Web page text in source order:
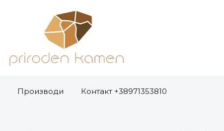
Производи Контакт +38971353810